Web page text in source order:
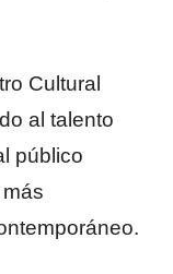
Cultural
al talento
público